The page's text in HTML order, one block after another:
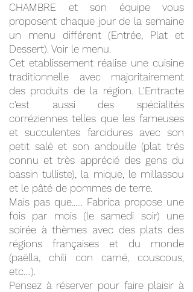
CHAMBRE et son équipe vous
proposent chaque jour de la semaine
un menu différent (Entrée, Plat et
Dessert). Voir le menu.
Cet etablissement réalise une cuisine
traditionnelle avec majoritairement
des produits de la région. L'Entracte
c'est aussi des spécialités
corréziennes telles que les fameuses
et succulentes farcidures avec son
petit salé et son andouille (plat trés
connu et très apprécié des gens du
bassin tulliste), la mique, le millassou
et le pâté de pommes de terre.
Mais pas que...... Fabrica propose une
fois par mois (le samedi soir) une
soirée à thèmes avec des plats des
régions françaises et du monde
(paëlla, chili con carné, couscous,
etc....).
Pensez à réserver pour faire plaisir à